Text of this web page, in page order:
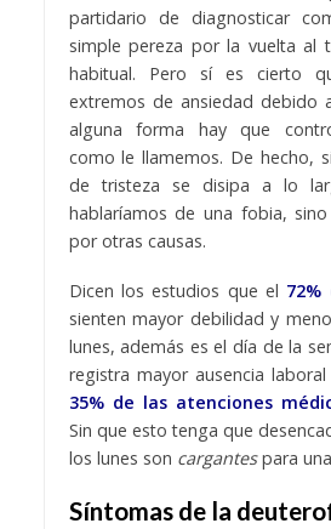
partidario de diagnosticar
simple pereza por la vuelta al
habitual. Pero sí es cierto
extremos de ansiedad debido
alguna forma hay que
como le llamemos. De hecho,
de tristeza se disipa a lo
hablaríamos de una fobia,
por otras causas.
Dicen los estudios que el 72%
sienten mayor debilidad y
lunes, además es el día de la
registra mayor ausencia
35% de las atenciones
Sin que esto tenga que
los lunes son cargantespara
Síntomas de la